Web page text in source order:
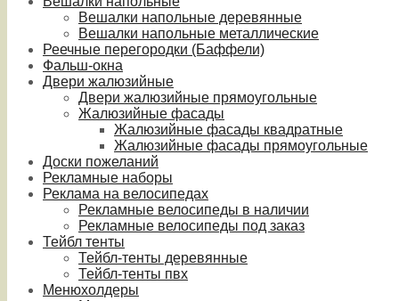
Вешалки напольные деревянные
Вешалки напольные металлические
Реечные перегородки (Баффели)
Фальш-окна
Двери жалюзийные
Двери жалюзийные прямоугольные
Жалюзийные фасады
Жалюзийные фасады квадратные
Жалюзийные фасады прямоугольные
Доски пожеланий
Рекламные наборы
Реклама на велосипедах
Рекламные велосипеды в наличии
Рекламные велосипеды под заказ
Тейбл тенты
Тейбл-тенты деревянные
Тейбл-тенты пвх
Менюхолдеры